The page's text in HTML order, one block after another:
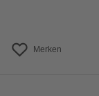
Merken